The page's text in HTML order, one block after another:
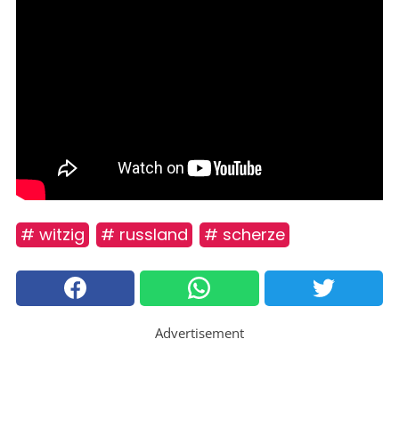
# witzig # russland # scherze
Advertisement